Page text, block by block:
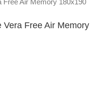
Vera Free Air Memory